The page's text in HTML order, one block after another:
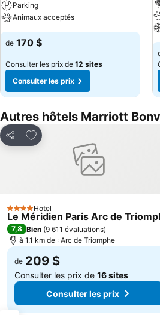
Parking
Animaux acceptés
de 170 $
Consulter les prix de 12 sites
Consulter les prix
Autres hôtels Marriott
Partager
Ajouter à mes favoris
4 ÉtoilesHotel
Le Méridien Paris Arc de
7,8 Bien (9 611 évaluations)
à 1.1 km de : Arc de Triomphe
de 209 $
Consulter les prix de 16 sites
Consulter les prix